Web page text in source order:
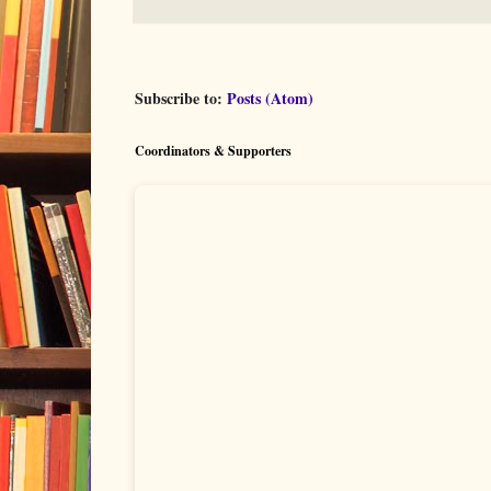
Subscribe to: Posts (Atom)
Coordinators & Supporters